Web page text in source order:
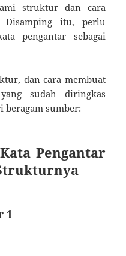
struktur dan cara
Disamping itu, perlu
pengantar sebagai
dan cara membuat
sudah diringkas
beragam sumber:
Pengantar
1